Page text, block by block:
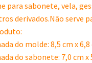
para sabonete, vela,
derivados.Não serve
do molde: 8,5 cm x 6,8
do sabonete: 7,0 cm x